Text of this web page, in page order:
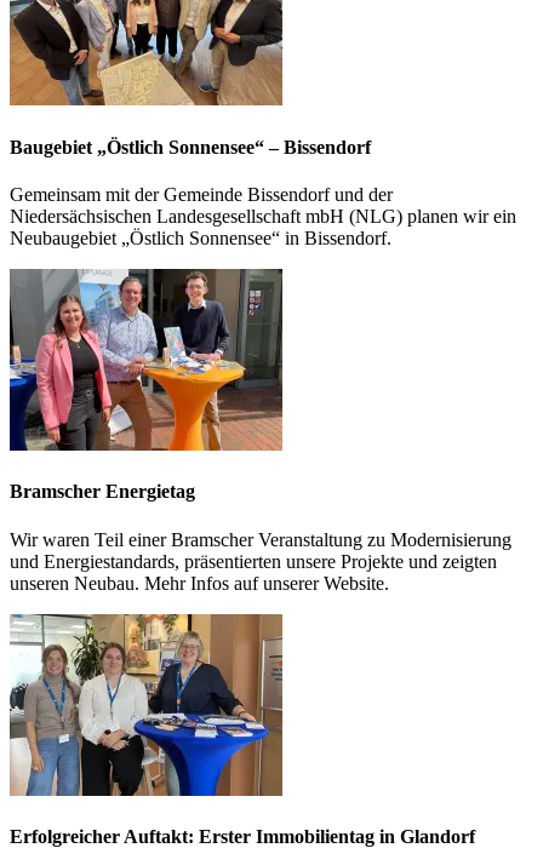
Baugebiet „Östlich Sonnensee“ – Bissendorf
Gemeinsam mit der Gemeinde Bissendorf und der
Niedersächsischen Landesgesellschaft mbH (NLG) planen wir ein
Neubaugebiet „Östlich Sonnensee“ in Bissendorf.
Bramscher Energietag
Wir waren Teil einer Bramscher Veranstaltung zu Modernisierung
und Energiestandards, präsentierten unsere Projekte und zeigten
unseren Neubau. Mehr Infos auf unserer Website.
Erfolgreicher Auftakt: Erster Immobilientag in Glandorf